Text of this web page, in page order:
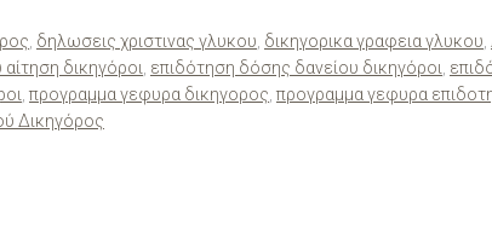
δηλωσεις χριστινας γλυκου δικηγορικα γραφεια γλυκου
δικηγόροι επιδότηση δόσης δανείου δικηγόροι
προγραμμα γεφυρα δικηγορος προγραμμα γεφυρα
Δικηγόρος